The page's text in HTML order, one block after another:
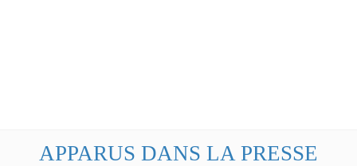
APPARUS DANS LA PRESSE